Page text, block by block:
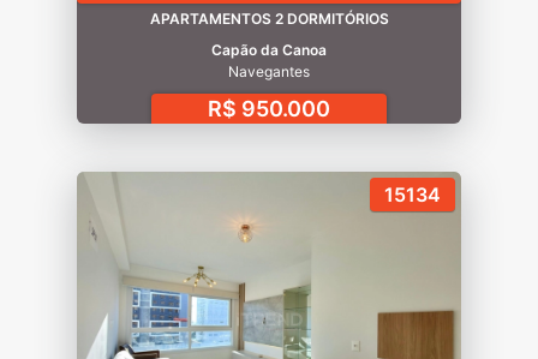
APARTAMENTOS 2 DORMITÓRIOS
Capão da Canoa
Navegantes
R$ 950.000
15134